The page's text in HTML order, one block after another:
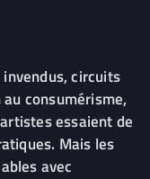
circuits
consumérisme,
essaient de
Mais les
avec